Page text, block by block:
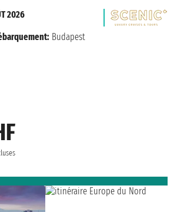
2026
Budapest